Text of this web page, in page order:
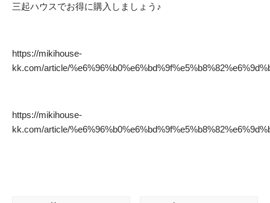
三起ハウスでお得に購入しましょう♪
https://mikihouse-
kk.com/article/
https://mikihouse-
kk.com/article/